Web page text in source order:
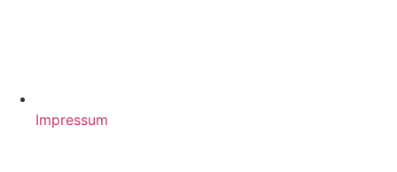
Impressum